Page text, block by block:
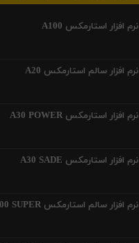
نرم افزار استارمکس A100
نرم افزار سالم استارمکس A20
نرم افزار استارمکس A30 POWER
نرم افزار استارمکس A30 SADE
نرم افزار سالم استارمکس X100 SUPER